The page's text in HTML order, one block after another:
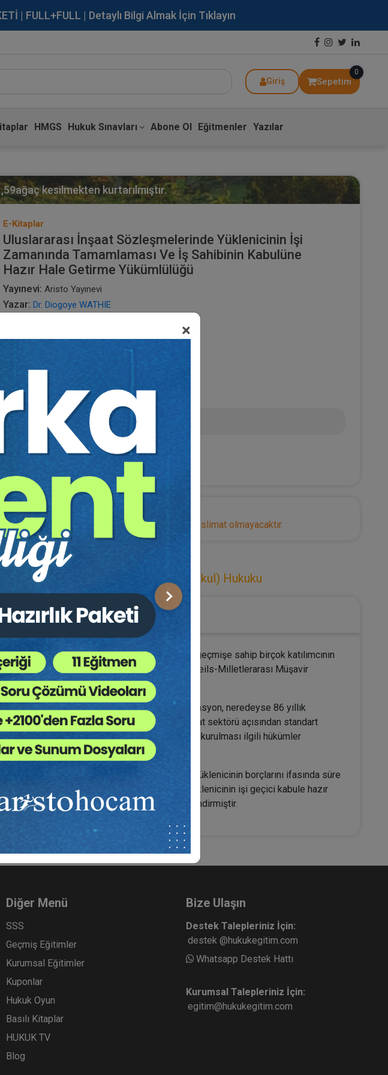
| FULL+FULL | Detaylı Bilgi Almak İçin Tıklayın
Giriş Sepetim
0
HMGS Hukuk Sınavları Abone Ol Eğitmenler Yazılar
×
Sonraki
ağaç kesilmekten kurtarılmıştır.
E-Kitaplar
Uluslararası İnşaat Sözleşmelerinde Yüklenicinin İşi
Zamanında Tamamlaması Ve İş Sahibinin Kabulüne
Hazır Hale Getirme Yükümlülüğü
Yayınevi: Aristo Yayınevi
Yazar: Dr. Diogoye WATHIE
E-kitap
210,00 TL
Sepete Ekle
okuyabilirsiniz. Adresinize herhangi bir teslimat olmayacaktır.
Hukuku Taşınmaz (Gayrimenkul) Hukuku
beraberinde farklı kültürel ve hukuki geçmişe sahip birçok katılımcının
Internationale des Ingénieurs Conseils-Milletlerarası Müşavir
öncü rol oynamıştır. Söz konusu Federasyon, neredeyse 86 yıllık
Federasyonun yayınlamış olduğu, inşaat sektörü açısından standart
Söz konusu kitap FIDIC sözleşmelerinde kurulması ilgili hükümler
nedenle çalışmamızın en önemli noktası yüklenicinin borçlarını ifasında süre
en önemli noktalardan birdir. Diğer yandan yüklenicinin işi geçici kabule hazır
hukuku ekseninde detaylı bir şekilde değerlendirmiştir.
Diğer Menü
SSS
Geçmiş Eğitimler
Kurumsal Eğitimler
Kuponlar
Hukuk Oyun
Basılı Kitaplar
HUKUK TV
Blog
Bize Ulaşın
Destek Talepleriniz İçin:
destek @hukukegitim.com
Whatsapp Destek Hattı
Kurumsal Talepleriniz İçin:
egitim@hukukegitim.com